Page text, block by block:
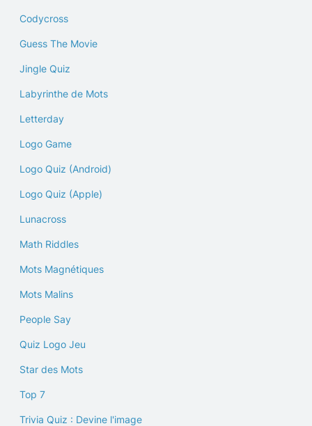
Codycross
Guess The Movie
Jingle Quiz
Labyrinthe de Mots
Letterday
Logo Game
Logo Quiz (Android)
Logo Quiz (Apple)
Lunacross
Math Riddles
Mots Magnétiques
Mots Malins
People Say
Quiz Logo Jeu
Star des Mots
Top 7
Trivia Quiz : Devine l'image